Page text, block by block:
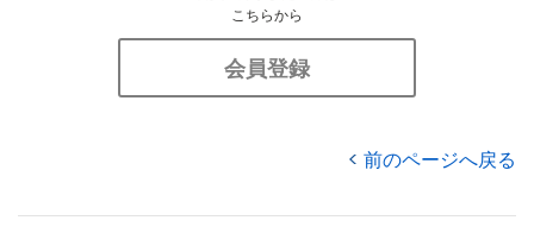
こちらから
会員登録
前のページへ戻る